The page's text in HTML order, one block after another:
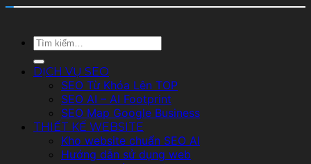
Tìm
DỊCH VỤ SEO
SEO Từ Khóa Lên TOP
SEO AI – AI Footprint
SEO Map Google Business
THIẾT KẾ WEBSITE
Kho website chuẩn SEO AI
Hướng dẫn sử dụng web